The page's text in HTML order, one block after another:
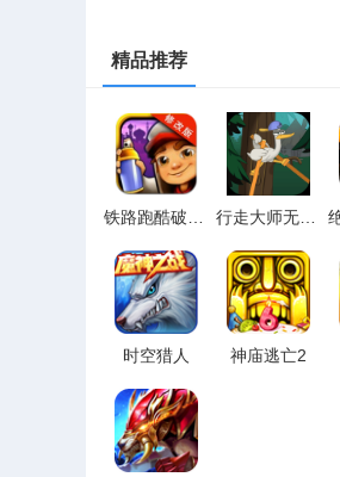
精品推荐
时空猎人 神庙逃亡2